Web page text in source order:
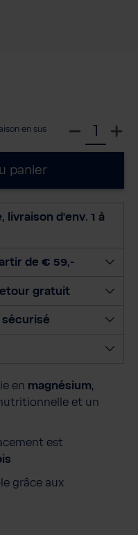
en sus
c
n
e
l
panier
livraison d'env. 1 à
de € 59,-
gratuit
en magnésium,
et un
est
grâce aux